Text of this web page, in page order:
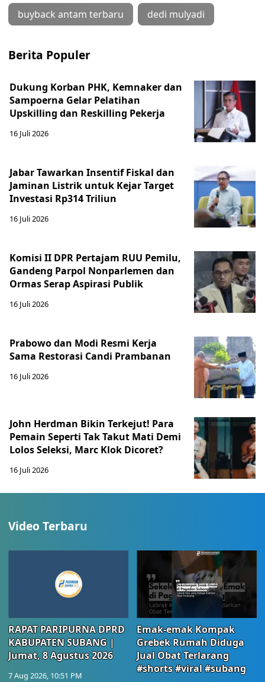
buyback antam terbaru dedi mulyadi
Berita Populer
Dukung Korban PHK, Kemnaker dan
Sampoerna Gelar Pelatihan
Upskilling dan Reskilling Pekerja
16 Juli 2026
Jabar Tawarkan Insentif Fiskal dan
Jaminan Listrik untuk Kejar Target
Investasi Rp314 Triliun
16 Juli 2026
Komisi II DPR Pertajam RUU Pemilu,
Gandeng Parpol Nonparlemen dan
Ormas Serap Aspirasi Publik
16 Juli 2026
Prabowo dan Modi Resmi Kerja
Sama Restorasi Candi Prambanan
16 Juli 2026
John Herdman Bikin Terkejut! Para
Pemain Seperti Tak Takut Mati Demi
Lolos Seleksi, Marc Klok Dicoret?
16 Juli 2026
Video Terbaru
RAPAT PARIPURNA DPRD
KABUPATEN SUBANG |
Jumat, 8 Agustus 2026
7 Aug 2026, 10:51 PM
Emak-emak Kompak
Grebek Rumah Diduga
Jual Obat Terlarang
#shorts #viral #subang